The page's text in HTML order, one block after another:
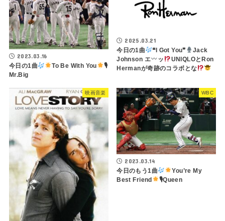
2023.03.16
今日の1曲 To Be With You
🎙
Mr.Big
2025.03.21
今日の1曲 ❝I Got You❞
Jack
Johnson エ
ッ
UNIQLOとRon
Hermanが奇跡のコラボとな
映画音楽 WBC
2023.03.14
今日のもう1曲
You’re My
Best Friend
🎙Queen